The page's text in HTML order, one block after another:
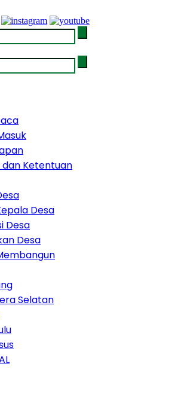
Ketentuan
Desa
Desa
Desa
Selatan